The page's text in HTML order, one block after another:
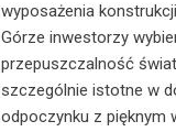
wyposażenia
Górze inwestorzy
przepuszczalność
szczególnie istotne w
odpoczynku z pięknym